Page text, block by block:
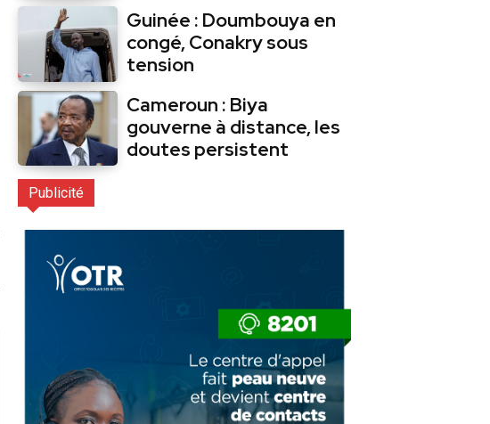
Guinée : Doumbouya en
congé, Conakry sous
tension
Cameroun : Biya
gouverne à distance, les
doutes persistent
Publicité